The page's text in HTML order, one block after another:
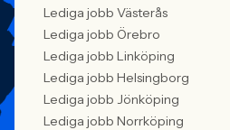
Lediga jobb Västerås
Lediga jobb Örebro
Lediga jobb Linköping
Lediga jobb Helsingborg
Lediga jobb Jönköping
Lediga jobb Norrköping